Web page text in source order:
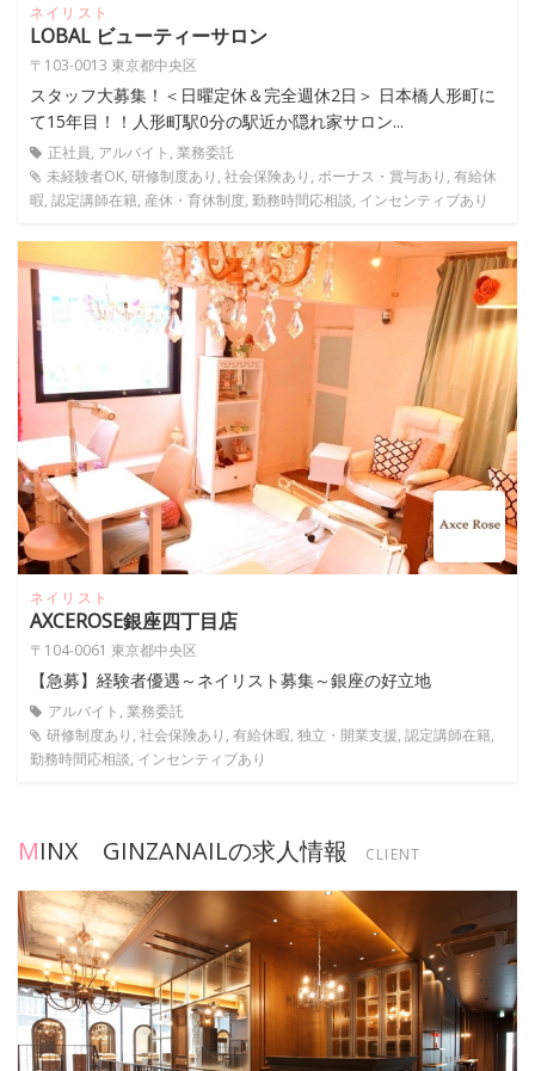
ネイリスト
LOBAL ビューティーサロン
〒103-0013 東京都中央区
スタッフ大募集！＜日曜定休＆完全週休2日＞ 日本橋人形町に
て15年目！！人形町駅0分の駅近か隠れ家サロン...
正社員, アルバイト, 業務委託
未経験者OK, 研修制度あり, 社会保険あり, ボーナス・賞与あり, 有給休
暇, 認定講師在籍, 産休・育休制度, 勤務時間応相談, インセンティブあり
ネイリスト
AXCEROSE銀座四丁目店
〒104-0061 東京都中央区
【急募】経験者優遇～ネイリスト募集～銀座の好立地
アルバイト, 業務委託
研修制度あり, 社会保険あり, 有給休暇, 独立・開業支援, 認定講師在籍,
勤務時間応相談, インセンティブあり
MINX GINZANAILの求人情報 CLIENT